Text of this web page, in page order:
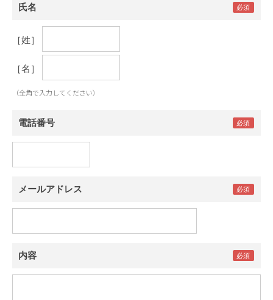
氏名
［姓］
［名］
（全角で入力してください）
電話番号
メールアドレス
内容